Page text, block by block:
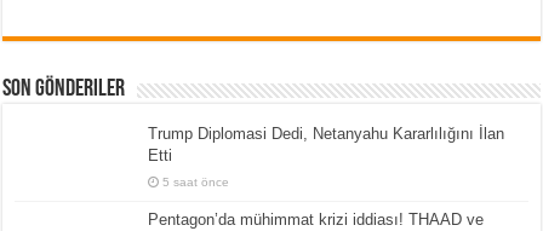
Son Gönderiler
Trump Diplomasi Dedi, Netanyahu Kararlılığını İlan
Etti
5 saat önce
Pentagon’da mühimmat krizi iddiası! THAAD ve